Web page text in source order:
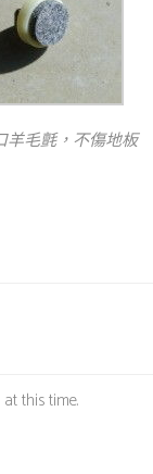
羊毛氈，不傷地板
this time.